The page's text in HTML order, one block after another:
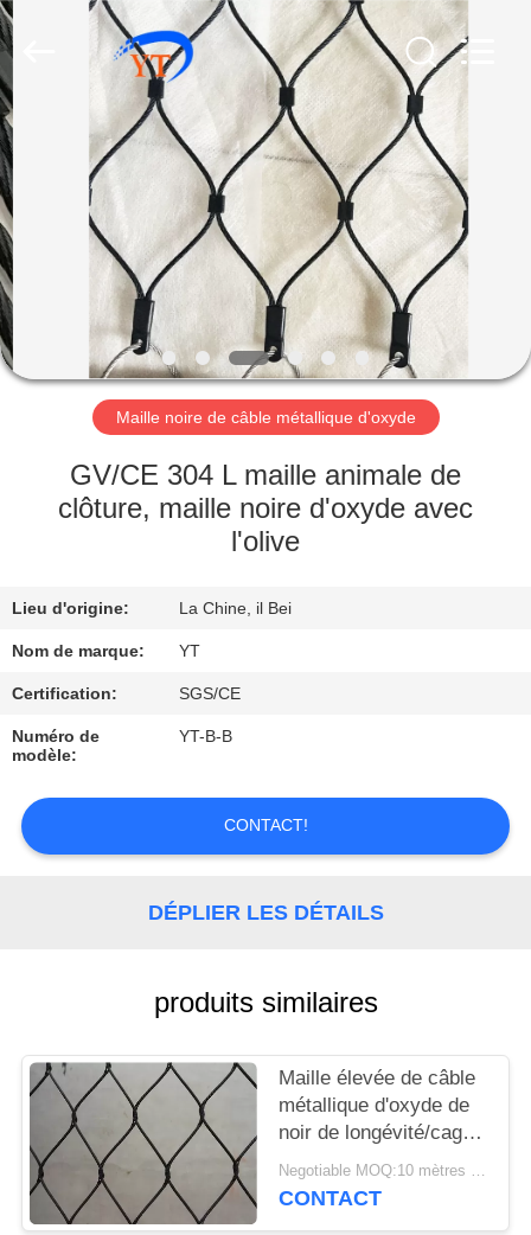
MAISON
PRODUITS
AU
SUJET
DE
NOUS
VISITE
D'USINE
DE
QUALITÉ
CONTACTEZ-
NOUS
DEMANDEZ
CITATION
NOUVELLES
câble
métallique
d'acier
inoxydable
Copyright
©
2018
-
2020
decorativeropemesh.com.
All
Rights
Reserved.
Maille noire de câble métallique d'oxyde
GV/CE 304 L maille animale de
clôture, maille noire d'oxyde avec
l'olive
Lieu d'origine: La Chine, il Bei
Nom de marque: YT
Certification: SGS/CE
Numéro de
modèle:
YT-B-B
CONTACT!
DÉPLIER LES DÉTAILS
produits similaires
Maille élevée de câble
métallique d'oxyde de
noir de longévité/cage
à oiseaux animale
clôturant le CE
Negotiable MOQ:10 mètres carrés
CONTACT